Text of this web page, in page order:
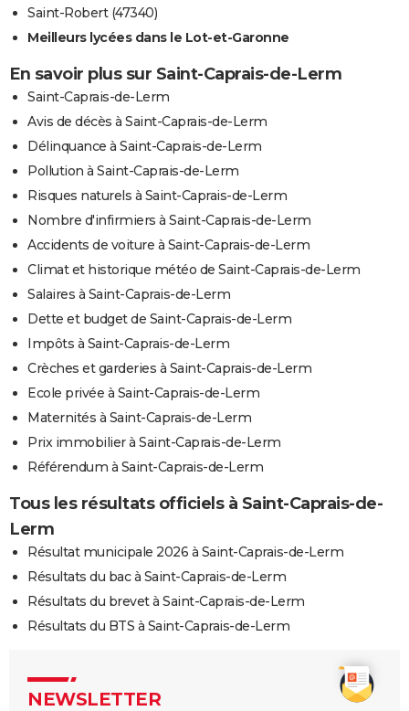
Saint-Robert (47340)
Meilleurs lycées dans le Lot-et-Garonne
En savoir plus sur Saint-Caprais-de-Lerm
Saint-Caprais-de-Lerm
Avis de décès à Saint-Caprais-de-Lerm
Délinquance à Saint-Caprais-de-Lerm
Pollution à Saint-Caprais-de-Lerm
Risques naturels à Saint-Caprais-de-Lerm
Nombre d'infirmiers à Saint-Caprais-de-Lerm
Accidents de voiture à Saint-Caprais-de-Lerm
Climat et historique météo de Saint-Caprais-de-Lerm
Salaires à Saint-Caprais-de-Lerm
Dette et budget de Saint-Caprais-de-Lerm
Impôts à Saint-Caprais-de-Lerm
Crèches et garderies à Saint-Caprais-de-Lerm
Ecole privée à Saint-Caprais-de-Lerm
Maternités à Saint-Caprais-de-Lerm
Prix immobilier à Saint-Caprais-de-Lerm
Référendum à Saint-Caprais-de-Lerm
Tous les résultats officiels à Saint-Caprais-de-
Lerm
Résultat municipale 2026 à Saint-Caprais-de-Lerm
Résultats du bac à Saint-Caprais-de-Lerm
Résultats du brevet à Saint-Caprais-de-Lerm
Résultats du BTS à Saint-Caprais-de-Lerm
NEWSLETTER